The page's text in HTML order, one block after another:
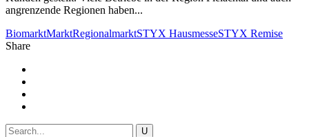
angrenzende Regionen haben...
BiomarktMarktRegionalmarktSTYX HausmesseSTYX Remise
Share